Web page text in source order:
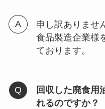
申し訳ありませ
食品製造企業様
ております。
回収した廃食用
れるのですか？